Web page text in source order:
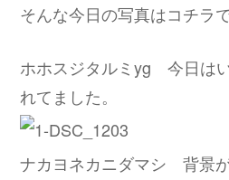
そんな今日の写真はコチラ
ホホスジタルミyg 今日は
れてました。
ナカヨネカニダマシ 背景が